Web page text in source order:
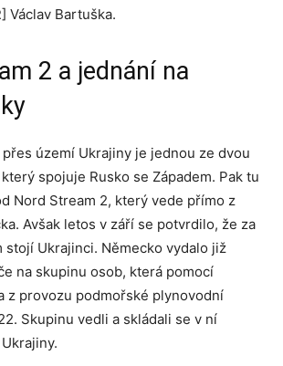
Václav Bartuška.
2 a jednání na
území Ukrajiny je jednou ze dvou
spojuje Rusko se Západem. Pak tu
Nord Stream 2, který vede přímo z
Avšak letos v září se potvrdilo, že za
stojí Ukrajinci. Německo vydalo již
na skupinu osob, která pomocí
z provozu podmořské plynovodní
Skupinu vedli a skládali se v ní